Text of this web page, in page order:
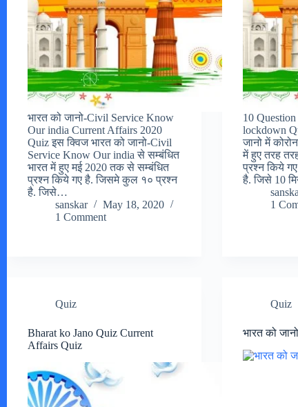
भारत को जानो-Civil Service Know
Our india Current Affairs 2020
Quiz इस क्विज भारत को जानो-Civil
Service Know Our india से सम्बंधित
भारत में हुए मई 2020 तक से सम्बंधित
प्रश्न किये गए है. जिसमे कुल १० प्रश्न
है. जिसे…
sanskar
May 18, 2020
1 Comment
10
lockdown
जानो में
में हुए तरह
प्रश्न किये
है. जिसे 10
1
Quiz
Bharat ko Jano Quiz Current
Affairs Quiz
Quiz
भारत को